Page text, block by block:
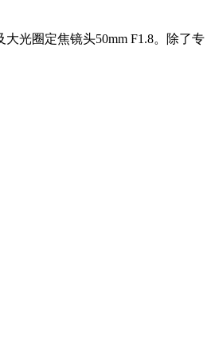
光圈定焦镜头50mm F1.8。除了专